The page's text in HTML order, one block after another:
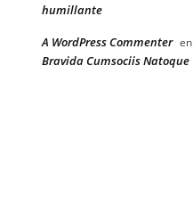
humillante
A WordPress Commenter en
Bravida Cumsociis Natoque